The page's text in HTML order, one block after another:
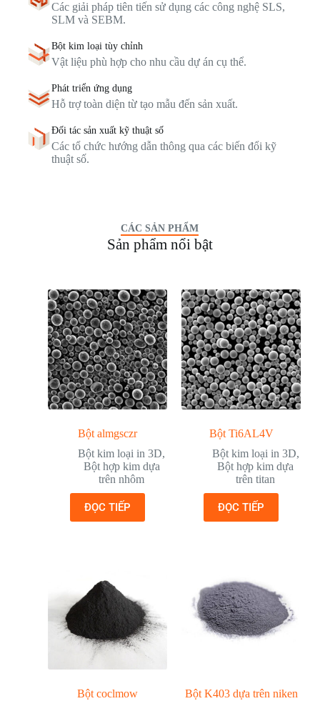
Các giải pháp tiên tiến sử dụng các công nghệ SLS,
SLM và SEBM.
Bột kim loại tùy chỉnh
Vật liệu phù hợp cho nhu cầu dự án cụ thể.
Phát triển ứng dụng
Hỗ trợ toàn diện từ tạo mẫu đến sản xuất.
Đối tác sản xuất kỹ thuật số
Các tổ chức hướng dẫn thông qua các biến đổi kỹ
thuật số.
CÁC SẢN PHẨM
Sản phẩm nổi bật
Bột almgsczr
Bột kim loại in 3D,
Bột hợp kim dựa
trên nhôm
ĐỌC TIẾP
Bột Ti6AL4V
Bột kim loại in 3D,
Bột hợp kim dựa
trên titan
ĐỌC TIẾP
Bột coclmow
Bột K403 dựa trên niken